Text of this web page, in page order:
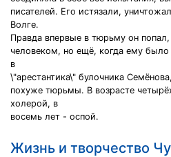
писателей. Его истязали,
Волге.
Правда впервые в тюрьму он
человеком, но ещё, когда ему было
в
\"арестантика\" булочника
похуже тюрьмы. В возрасте
холерой, в
восемь лет - оспой.
Жизнь и творчество